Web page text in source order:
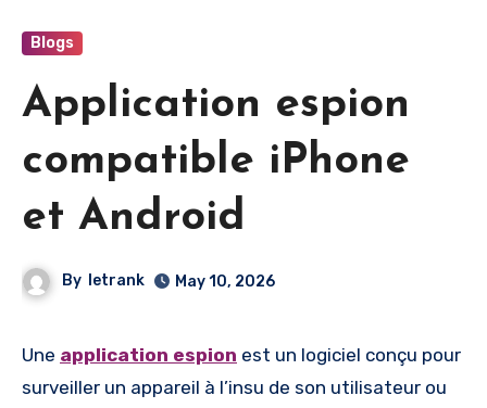
Blogs
Application espion
compatible iPhone
et Android
By letrank May 10, 2026
Une application espion est un logiciel conçu pour
surveiller un appareil à l’insu de son utilisateur ou